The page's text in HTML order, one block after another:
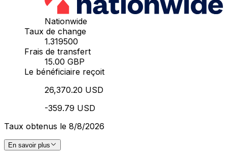
Nationwide
Taux de change
1.319500
Frais de transfert
15.00 GBP
Le bénéficiaire reçoit
26,370.20 USD
-359.79 USD
Taux obtenus le 8/8/2026
En savoir plus